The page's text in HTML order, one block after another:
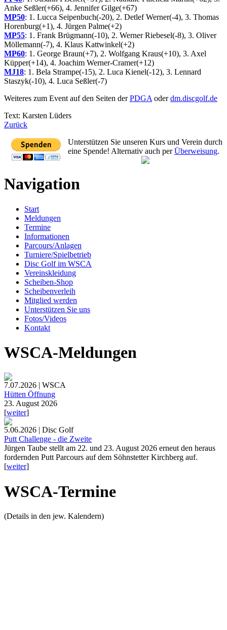
Anke Seßler(+66), 4. Jennifer Gilge(+67)
MP50: 1. Lucca Seipenbuch(-20), 2. Detlef Werner(-4), 3. Thomas
Horenburg(+1), 4. Jürgen Palme(+2)
MP55: 1. Frank Brügmann(-10), 2. Werner Riebesel(-8), 3. Oliver
Möllemann(-7), 4. Klaus Kattwinkel(+2)
MP60: 1. George Braun(+7), 2. Wolfgang Kraus(+10), 3. Axel
Küpper(+14), 4. Joachim Werner-Cramer(+12)
MJ18: 1. Bela Strampe(-15), 2. Luca Kienel(-12), 3. Lennard
Staszyk(-10), 4. Luca Seßler(-7)
Weiteres zum Event auf den Seiten derPDGA oderdm.discgolf.de
Text: Karsten Lüders
Zurück
Unterstützen Sie unseren Kurs und Verein durch
eine Spende! Alternativ auch perÜberweisung.
Navigation
Start
Meldungen
Termine
Informationen
Parcours/Anlagen
Turniere/Spielbetrieb
Disc Golf im WSCA
Vereinskleidung
Scheiben-Shop
Scheibenverleih
Mitglied werden
Unterstützen Sie uns
Fotos/Videos
Kontakt
WSCA-Meldungen
7.07.2026 | WSCA
Hütten Öffnung
23. August 2026
[weiter]
5.06.2026 | Disc Golf
Putt Challenge - die Zweite
Jürgen Taube stellt am 22. und 23. August 2026 erneut den heraus
fordernden Putt Parcours auf dem Söhnstetter Kirchberg auf.
[weiter]
WSCA-Termine
(Details in den jew. Kalendern)